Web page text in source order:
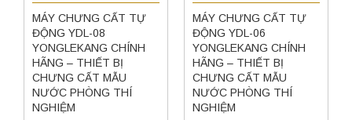
MÁY CHƯNG CẤT TỰ
ĐỘNG YDL-08
YONGLEKANG CHÍNH
HÃNG – THIẾT BỊ
CHƯNG CẤT MẪU
NƯỚC PHÒNG THÍ
NGHIỆM
MÁY CHƯNG CẤT TỰ
ĐỘNG YDL-06
YONGLEKANG CHÍNH
HÃNG – THIẾT BỊ
CHƯNG CẤT MẪU
NƯỚC PHÒNG THÍ
NGHIỆM